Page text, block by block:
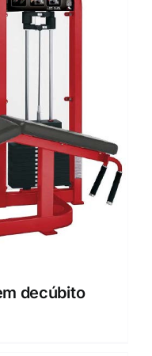
decúbito